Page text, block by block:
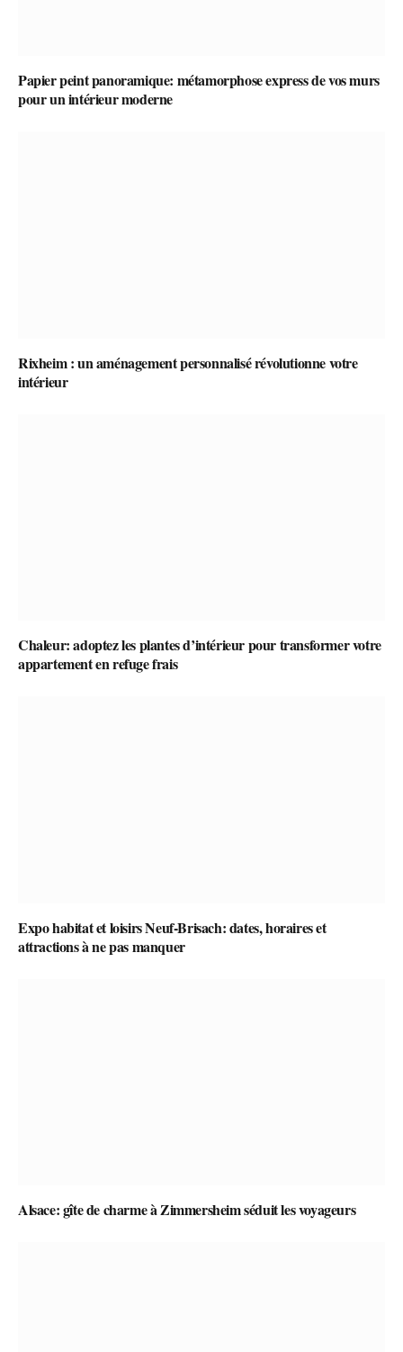
Papier peint panoramique: métamorphose express de vos murs
pour un intérieur moderne
Rixheim : un aménagement personnalisé révolutionne votre
intérieur
Chaleur: adoptez les plantes d’intérieur pour transformer votre
appartement en refuge frais
Expo habitat et loisirs Neuf-Brisach: dates, horaires et
attractions à ne pas manquer
Alsace: gîte de charme à Zimmersheim séduit les voyageurs